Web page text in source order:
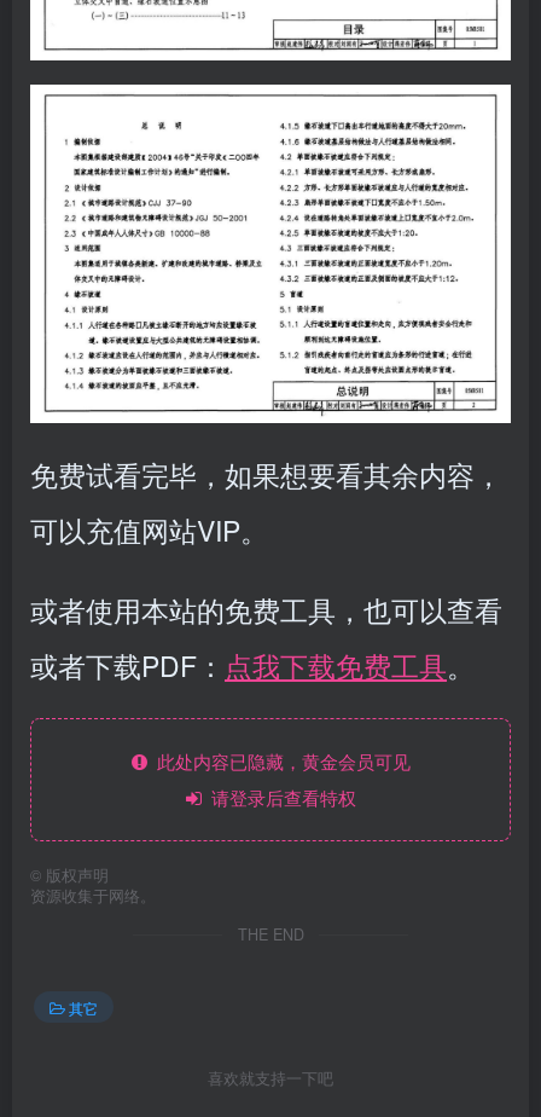
免费试看完毕，如果想要看其余内容，
可以充值网站VIP。
或者使用本站的免费工具，也可以查看
或者下载PDF： 点我下载免费工具。
此处内容已隐藏，黄金会员可见
请登录后查看特权
© 版权声明
资源收集于网络。
THE END
其它
喜欢就支持一下吧